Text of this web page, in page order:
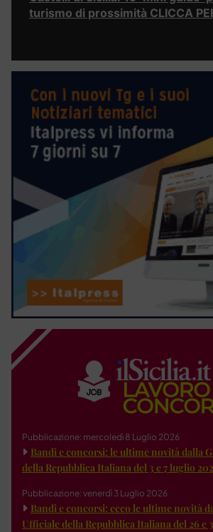
turismo di prossimità CLICCA
Pubblicazione: mercoledì 8 Luglio 2026
Bandi e concorsi: le ultime novità dalla
della Repubblica Italiana del 3 e 7 luglio
Pubblicazione: venerdì 3 Luglio 2026
Bandi e concorsi: ecco le ultime novità
Ufficiale della Repubblica Italiana del 26 e